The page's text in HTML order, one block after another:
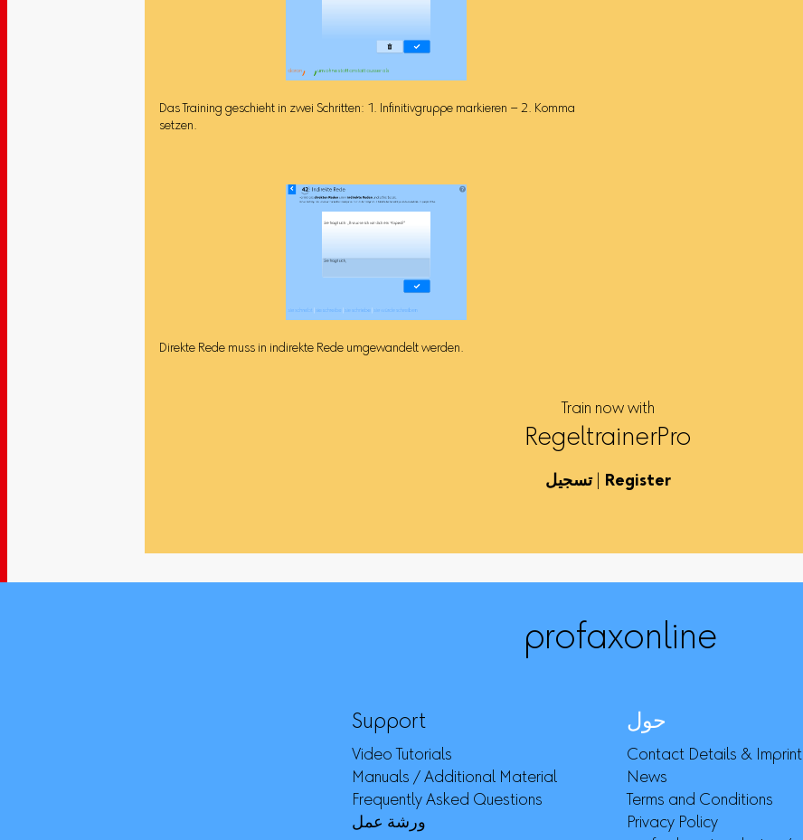
Das Training geschieht in zwei Schritten: 1. Infinitivgruppe markieren – 2. Komma
setzen.
Direkte Rede muss in indirekte Rede umgewandelt werden.
Train now with
RegeltrainerPro
تسجيل| Register
profaxonline
Support
Video Tutorials
Manuals / Additional Material
Frequently Asked Questions
ورشة عمل
حول
Contact Details & Imprint
News
Terms and Conditions
Privacy Policy